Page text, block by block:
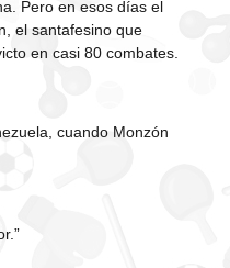
Pero en esos días el
el santafesino que
en casi 80 combates.
cuando Monzón